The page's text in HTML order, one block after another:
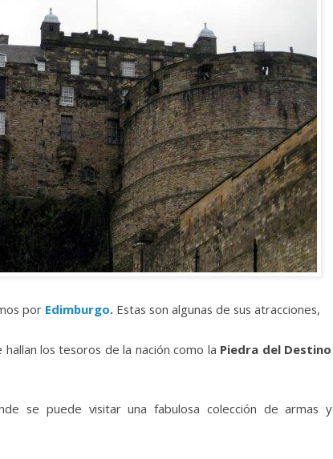
por Edimburgo. Estas son algunas de sus atracciones,
hallan los tesoros de la nación como la Piedra del Destino
se puede visitar una fabulosa colección de armas y